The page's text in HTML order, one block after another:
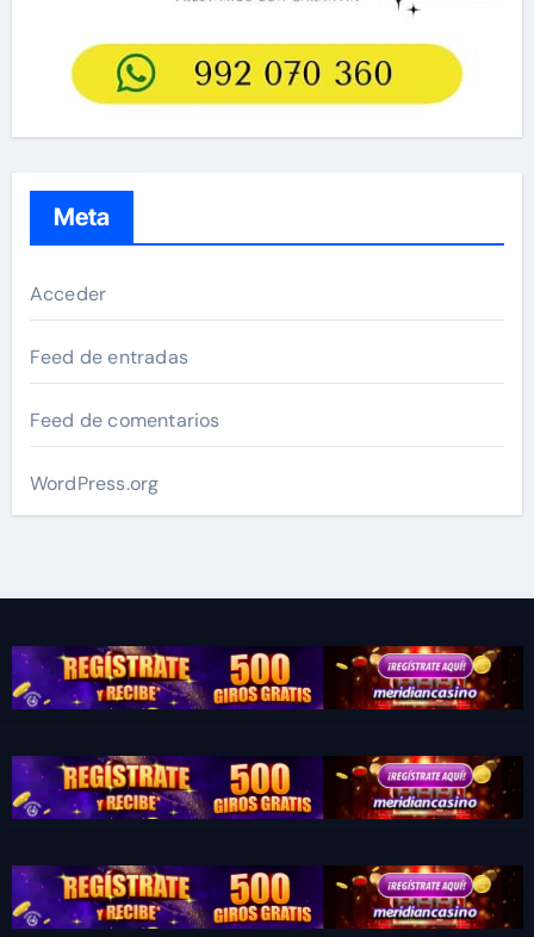
Meta
Acceder
Feed de entradas
Feed de comentarios
WordPress.org